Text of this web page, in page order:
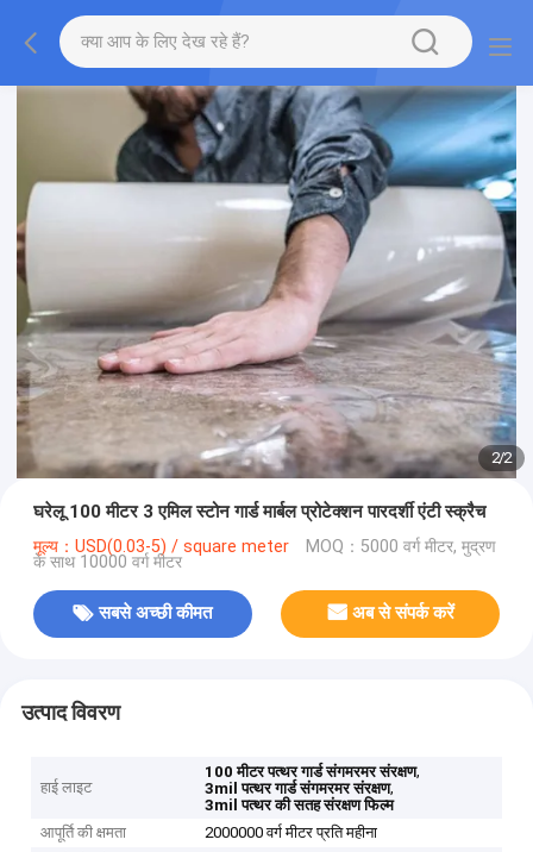
2/2
घरेलू 100 मीटर 3 एमिल स्टोन गार्ड मार्बल प्रोटेक्शन पारदर्शी एंटी स्क्रैच
मूल्य：USD(0.03-5) / square meter MOQ：5000 वर्ग मीटर, मुद्रण
के साथ 10000 वर्ग मीटर
सबसे अच्छी कीमत अब से संपर्क करें
उत्पाद विवरण
हाई लाइट
100 मीटर पत्थर गार्ड संगमरमर संरक्षण,
3mil पत्थर गार्ड संगमरमर संरक्षण,
3mil पत्थर की सतह संरक्षण फिल्म
आपूर्ति की क्षमता
2000000 वर्ग मीटर प्रति महीना